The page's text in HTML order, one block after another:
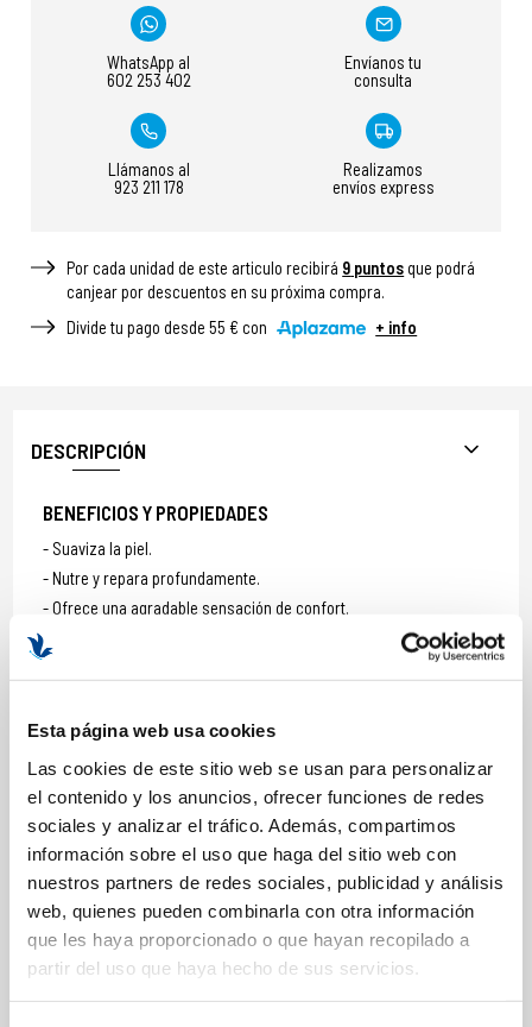
Esta página web usa cookies
Las cookies de este sitio web se usan para personalizar
el contenido y los anuncios, ofrecer funciones de redes
sociales y analizar el tráfico. Además, compartimos
información sobre el uso que haga del sitio web con
nuestros partners de redes sociales, publicidad y análisis
web, quienes pueden combinarla con otra información
que les haya proporcionado o que hayan recopilado a
partir del uso que haya hecho de sus servicios.
WhatsApp al
602 253 402
Envíanos tu
consulta
Llámanos al
923 211 178
Realizamos
envíos express
Por cada unidad de este articulo recibirá 9 puntos que podrá
canjear por descuentos en su próxima compra.
Divide tu pago desde 55 € con
+ info
DESCRIPCIÓN
BENEFICIOS Y PROPIEDADES
Suaviza la piel.
Nutre y repara profundamente.
Ofrece una agradable sensación de confort.
COMPOSICIÓN
ACTIVOS
Cold Cream Marine
Vitamine E
Seve Bleue des Océans + Provitamine B5
INGREDIENTES